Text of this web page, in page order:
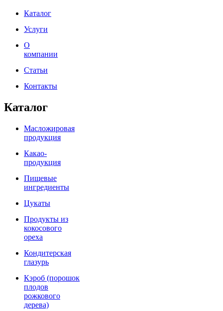
Каталог
Услуги
О
компании
Статьи
Контакты
Каталог
Масложировая
продукция
Какао-
продукция
Пищевые
ингредиенты
Цукаты
Продукты из
кокосового
ореха
Кондитерская
глазурь
Кэроб (порошок
плодов
рожкового
дерева)